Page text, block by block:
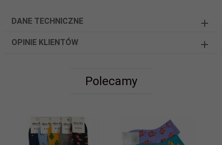
DANE TECHNICZNE
OPINIE KLIENTÓW
Polecamy